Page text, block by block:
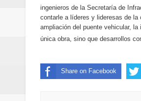
calle San
ingenieros de la Secretaría de
contarle a líderes y lideresas de la
ampliación del puente vehicular,
única obra, sino que desarrollos
Share on Facebook